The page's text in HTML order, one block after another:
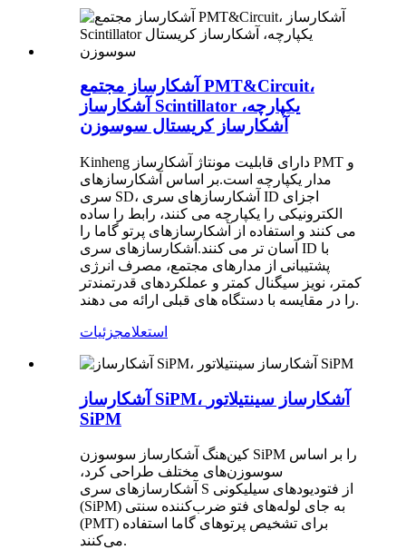
آشکارساز مجتمع PMT&Circuit،
آشکارساز Scintillator یکپارچه،
آشکارساز کریستال سوسوزن
Kinheng دارای قابلیت مونتاژ آشکارساز PMT و
مدار یکپارچه است.بر اساس آشکارسازهای
سری SD، آشکارسازهای سری ID اجزای
الکترونیکی را یکپارچه می کنند، رابط را ساده
می کنند و استفاده از آشکارسازهای پرتو گاما را
آسان تر می کنند.آشکارسازهای سری ID با
پشتیبانی از مدارهای مجتمع، مصرف انرژی
کمتر، نویز سیگنال کمتر و عملکردهای قدرتمندتر
را در مقایسه با دستگاه های قبلی ارائه می دهند.
استعلامجزئیات
آشکارساز SiPM، آشکارساز سینتیلاتور
SiPM
کین‌هنگ آشکارساز سوسوزن SiPM را بر اساس
سوسوزن‌های مختلف طراحی کرد،
آشکارسازهای سری S از فتودیودهای سیلیکونی
(SiPM) به جای لوله‌های فتو ضرب‌کننده سنتی
(PMT) برای تشخیص پرتوهای گاما استفاده
می‌کنند.